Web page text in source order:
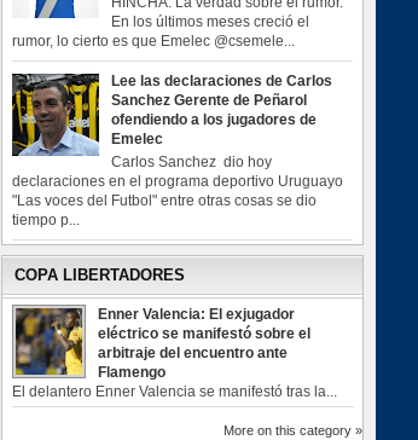
En los últimos meses creció el
rumor, lo cierto es que Emelec @csemele...
Lee las declaraciones de Carlos
Sanchez Gerente de Peñarol
ofendiendo a los jugadores de
Emelec
Carlos Sanchez dio hoy
declaraciones en el programa deportivo Uruguayo
"Las voces del Futbol" entre otras cosas se dio
tiempo p...
COPA LIBERTADORES
Enner Valencia: El exjugador
eléctrico se manifestó sobre el
arbitraje del encuentro ante
Flamengo
El delantero Enner Valencia se manifestó tras la...
More on this category »